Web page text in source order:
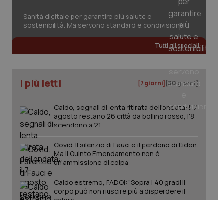
Sanità digitale per garantire più salute e
sostenibilità. Ma servono standard e condivisione
Tutti gli speciali
I più letti [7 giorni] [30 giorni]
Caldo, segnali di lenta ritirata dell'ondata: il 7
agosto restano 26 città da bollino rosso, l'8
scendono a 21
Covid. Il silenzio di Fauci e il perdono di Biden.
Ma il Quinto Emendamento non è
un’ammissione di colpa
Caldo estremo, FADOI: “Sopra i 40 gradi il
corpo può non riuscire più a disperdere il
www.quotidianosanita.it